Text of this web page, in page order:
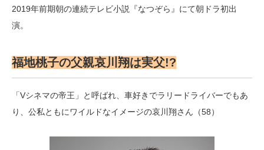
2019年前期朝の連続テレビ小説『なつぞら』にて朝ドラ初出
演。
福地桃子の父親哀川翔は実父!?
「Vシネマの帝王」と呼ばれ、車好きでラリードライバーでもあ
り、公私ともにワイルドなイメージの哀川翔さん（58）